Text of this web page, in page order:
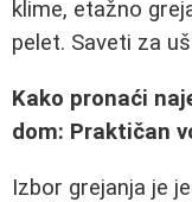
klime, etažno
pelet. Saveti za
Kako pronaći
dom: Praktičan
Izbor grejanja je